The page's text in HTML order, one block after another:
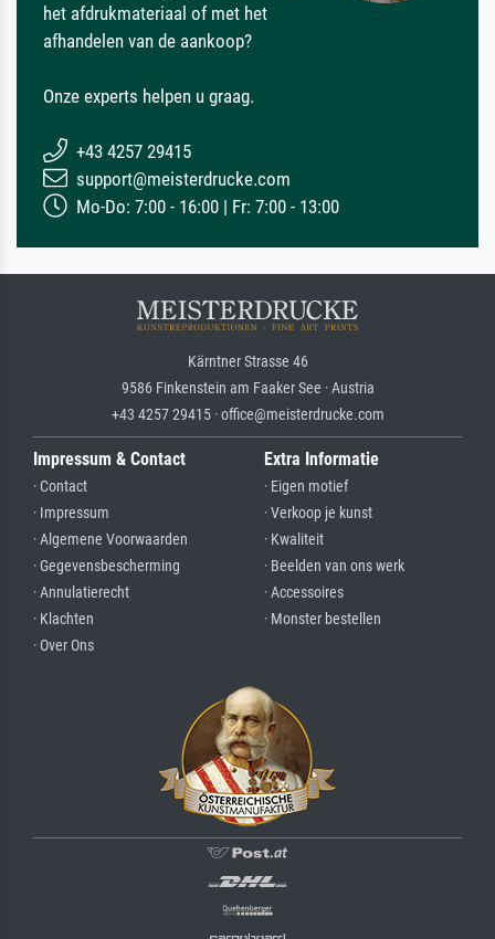
het afdrukmateriaal of met het
afhandelen van de aankoop?
Onze experts helpen u graag.
+43 4257 29415
support@meisterdrucke.com
Mo-Do: 7:00 - 16:00 | Fr: 7:00 - 13:00
Kärntner Strasse 46
9586 Finkenstein am Faaker See · Austria
+43 4257 29415 · office@meisterdrucke.com
Impressum & Contact
· Contact
· Impressum
· Algemene Voorwaarden
· Gegevensbescherming
· Annulatierecht
· Klachten
· Over Ons
Extra Informatie
· Eigen motief
· Verkoop je kunst
· Kwaliteit
· Beelden van ons werk
· Accessoires
· Monster bestellen